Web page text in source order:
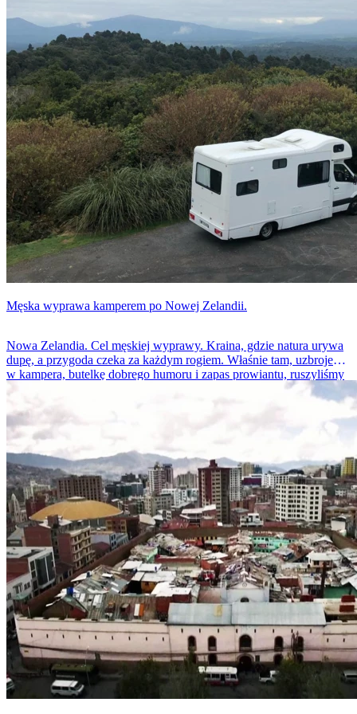
Męska wyprawa kamperem po Nowej Zelandii.
Nowa Zelandia. Cel męskiej wyprawy. Kraina, gdzie natura urywa
dupę, a przygoda czeka za każdym rogiem. Właśnie tam, uzbrojeni
w kampera, butelkę dobrego humoru i zapas prowiantu, ruszyliśmy
na podbój Południowej Wyspy. Skład naszej ekspedycji? Ja, mój
kumpli – Paweł i Rafał.